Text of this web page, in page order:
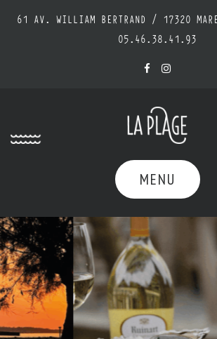
61 AV. WILLIAM BERTRAND / 17320
05.46.38.41.93
MENU